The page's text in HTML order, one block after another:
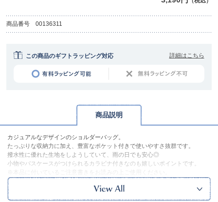
商品番号 00136311
この商品のギフトラッピング対応 詳細はこちら
商品説明
カジュアルなデザインのショルダーバッグ。
たっぷりな収納力に加え、豊富なポケット付きで使いやすさ抜群です。
撥水性に優れた生地をしようしていて、雨の日でも安心◎
小物やパスケースがつけられるカラビナ付きなのも嬉しいポイントです。
※本品に付いているご注意書きをお読みの上ご使用ください。
※実物の色味に近づけて撮影していますが、ご使用の端末やモニター環境に
より、実際の色味と異なって見える場合がございます。